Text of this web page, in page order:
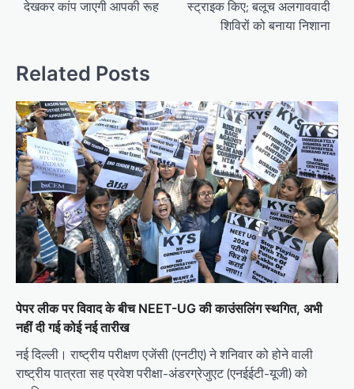
देखकर कांप जाएगी आपकी रूह
स्ट्राइक किए; बलूच अलगाववादी
शिविरों को बनाया निशाना
Related Posts
पेपर लीक पर विवाद के बीच NEET-UG की काउंसलिंग स्थगित, अभी
नहीं दी गई कोई नई तारीख
नई दिल्ली। राष्ट्रीय परीक्षण एजेंसी (एनटीए) ने शनिवार को होने वाली
राष्ट्रीय पात्रता सह प्रवेश परीक्षा-अंडरग्रेजुएट (एनईईटी-यूजी) को